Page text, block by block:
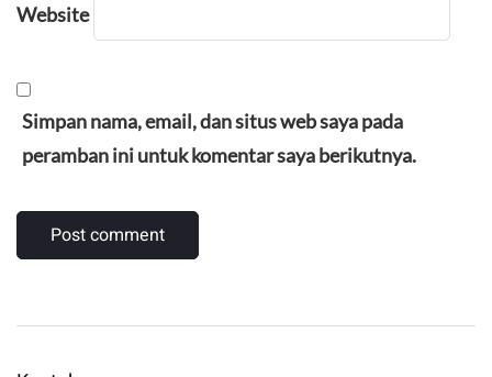
Website
Simpan nama, email, dan situs web saya pada
peramban ini untuk komentar saya berikutnya.